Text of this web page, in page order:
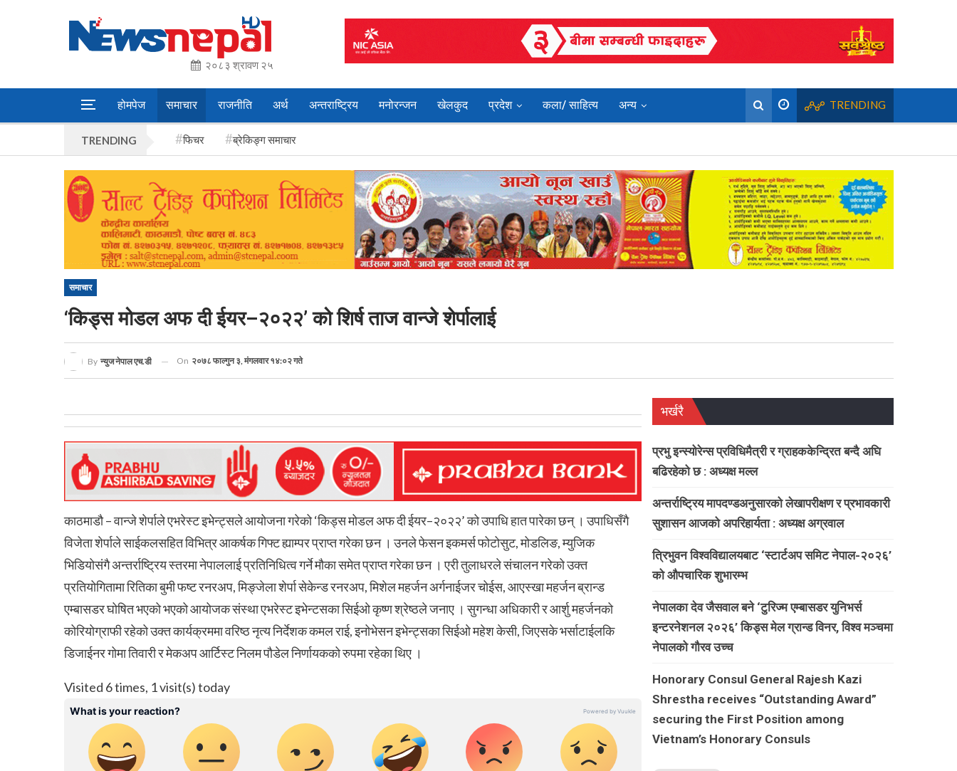
२०८३ श्रावण २५
होमपेज समाचार राजनीति अर्थ अन्तराष्ट्रिय मनोरन्जन खेलकुद प्रदेश कला/ साहित्य अन्य TRENDING
TRENDING फिचर ब्रेकिङ्ग समाचार
समाचार
‘किड्स मोडल अफ दी ईयर–२०२२’ को शिर्ष ताज वान्जे शेर्पालाई
By न्युज नेपाल एच.डी On २०७८ फाल्गुन ३, मंगलवार १४:०२ गते
काठमाडौ – वान्जे शेर्पाले एभरेस्ट इभेन्ट्सले आयोजना गरेको ‘किड्स मोडल अफ दी ईयर–२०२२’ को उपाधि हात पारेका छन् । उपाधिसँगै
विजेता शेर्पाले साईकलसहित विभित्र आकर्षक गिफ्ट ह्याम्पर प्राप्त गरेका छन । उनले फेसन इकमर्स फोटोसुट, मोडलिङ, म्युजिक
भिडियोसंगै अन्तर्राष्ट्रिय स्तरमा नेपाललाई प्रतिनिधित्व गर्ने मौका समेत प्राप्त गरेका छन । एरी तुलाधरले संचालन गरेको उक्त
प्रतियोगितामा रितिका बुमी फष्ट रनरअप, मिङ्जेला शेर्पा सेकेन्ड रनरअप, मिशेल महर्जन अर्गनाईजर चोईस, आएस्खा महर्जन ब्रान्ड
एम्बासडर घोषित भएको भएको आयोजक संस्था एभरेस्ट इभेन्टसका सिईओ कृष्ण श्रेष्ठले जनाए । सुगन्धा अधिकारी र आर्शु महर्जनको
कोरियोग्राफी रहेको उक्त कार्यक्रममा वरिष्ठ नृत्य निर्देशक कमल राई, इनोभेसन इभेन्ट्सका सिईओ महेश केसी, जिएसके भर्साटाईलकि
डिजाईनर गोमा तिवारी र मेकअप आर्टिस्ट निलम पौडेल निर्णायकको रुपमा रहेका थिए ।
Visited 6 times, 1 visit(s) today
भर्खरै
प्रभु इन्स्योरेन्स प्रविधिमैत्री र ग्राहककेन्द्रित बन्दै अघि
बढिरहेको छ : अध्यक्ष मल्ल
अन्तर्राष्ट्रिय मापदण्डअनुसारको लेखापरीक्षण र प्रभावकारी
सुशासन आजको अपरिहार्यता : अध्यक्ष अग्रवाल
त्रिभुवन विश्वविद्यालयबाट ‘स्टार्टअप समिट नेपाल-२०२६’
को औपचारिक शुभारम्भ
नेपालका देव जैसवाल बने ‘टुरिज्म एम्बासडर युनिभर्स
इन्टरनेशनल २०२६’ किड्स मेल ग्रान्ड विनर, विश्व मञ्चमा
नेपालको गौरव उच्च
Honorary Consul General Rajesh Kazi
Shrestha receives “Outstanding Award”
securing the First Position among
Vietnam’s Honorary Consuls